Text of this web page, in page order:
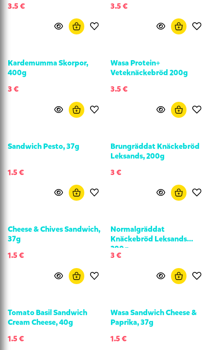
3.5 €
3.5 €
Kardemumma Skorpor,
400g
3 €
Wasa Protein+
Veteknäckebröd 200g
3.5 €
Sandwich Pesto, 37g
1.5 €
Brungräddat Knäckebröd
Leksands, 200g
3 €
Cheese & Chives Sandwich,
37g
1.5 €
Normalgräddat
Knäckebröd Leksands
200g
3 €
Tomato Basil Sandwich
Cream Cheese, 40g
1.5 €
Wasa Sandwich Cheese &
Paprika, 37g
1.5 €